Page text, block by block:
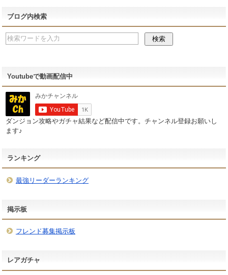
ブログ内検索
Youtubeで動画配信中
ダンジョン攻略やガチャ結果など配信中です。チャンネル登録お願いし
ます♪
ランキング
最強リーダーランキング
掲示板
フレンド募集掲示板
レアガチャ